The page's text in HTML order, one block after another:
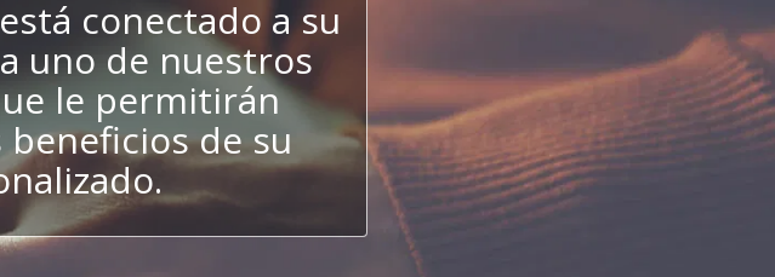
conectado a su
uno de nuestros
le permitirán
de su